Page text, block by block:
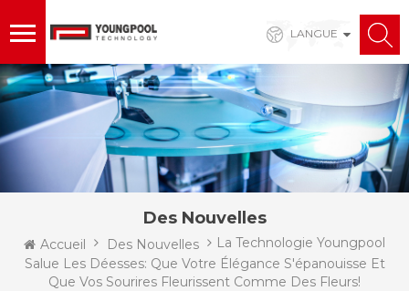
LANGUE
Des Nouvelles
Accueil Des Nouvelles
La Technologie Youngpool
Salue Les Déesses: Que Votre Élégance S'épanouisse Et
Que Vos Sourires Fleurissent Comme Des Fleurs!